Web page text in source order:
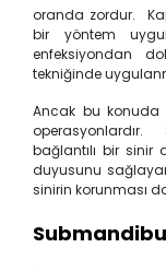
oranda zordur.
bir yöntem
enfeksiyondan
tekniğinde
Ancak bu konuda
operasyonlardır.
bağlantılı bir
duyusunu
sinirin korunması